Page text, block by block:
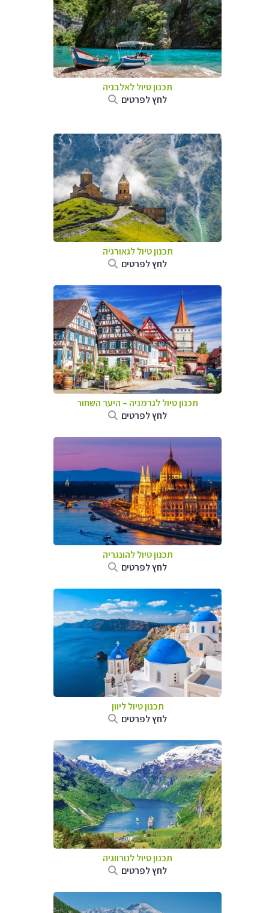
תכנון טיול לאלבניה
לחץ לפרטים
תכנון טיול לגאורגיה
לחץ לפרטים
תכנון טיול לגרמניה – היער השחור
לחץ לפרטים
תכנון טיול להונגריה
לחץ לפרטים
תכנון טיול ליוון
לחץ לפרטים
תכנון טיול לנורווגיה
לחץ לפרטים